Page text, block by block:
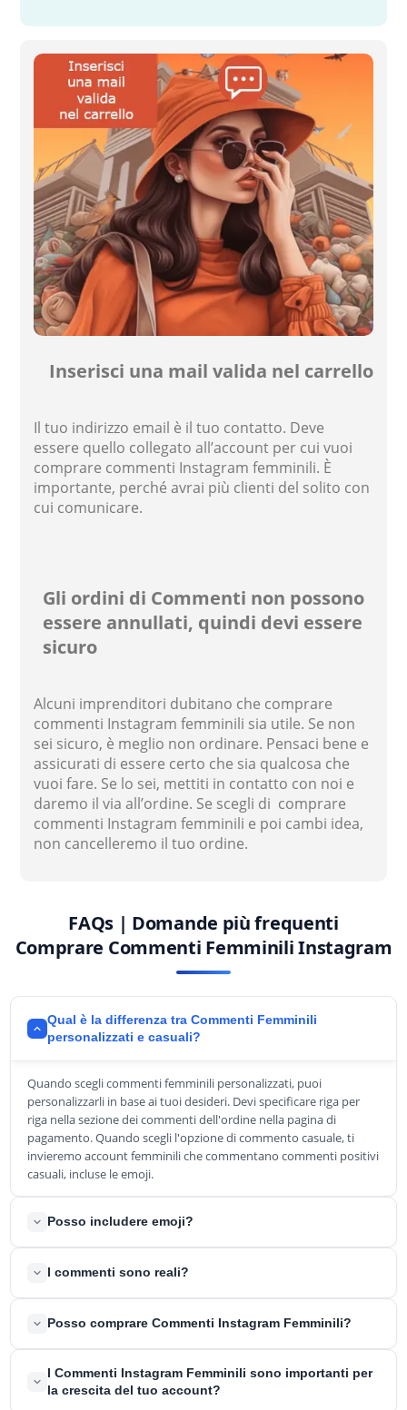
Inserisci una mail valida nel carrello
Il tuo indirizzo email è il tuo contatto. Deve
essere quello collegato all’account per cui vuoi
comprare commenti Instagram femminili. È
importante, perché avrai più clienti del solito con
cui comunicare.
Gli ordini di Commenti non possono
essere annullati, quindi devi essere
sicuro
Alcuni imprenditori dubitano che comprare
commenti Instagram femminili sia utile. Se non
sei sicuro, è meglio non ordinare. Pensaci bene e
assicurati di essere certo che sia qualcosa che
vuoi fare. Se lo sei, mettiti in contatto con noi e
daremo il via all’ordine. Se scegli di comprare
commenti Instagram femminili e poi cambi idea,
non cancelleremo il tuo ordine.
FAQs | Domande più frequenti
Comprare Commenti Femminili Instagram
Qual è la differenza tra Commenti Femminili
personalizzati e casuali?
Quando scegli commenti femminili personalizzati, puoi
personalizzarli in base ai tuoi desideri. Devi specificare riga per
riga nella sezione dei commenti dell'ordine nella pagina di
pagamento. Quando scegli l'opzione di commento casuale, ti
invieremo account femminili che commentano commenti positivi
casuali, incluse le emoji.
Posso includere emoji?
Sì, tutti i commenti possono includere emoji. Per quanto riguarda
L'opzione commenti casuali viene fornita con commenti con
I commenti sono reali?
Sì, quando compri commenti Instagram femminili da
Posso comprare Commenti Instagram Femminili?
Sì, puoi comprare commenti Instagram femminili se desideri più
engagement sul tuo account. È ancora più importante comprare
I Commenti Instagram Femminili sono importanti per
la crescita del tuo account?